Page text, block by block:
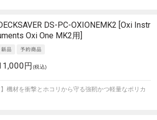
DS-PC-OXIONEMK2 [Oxi Instr
Oxi One MK2用]
円 (税込)
機材を衝撃とホコリから守る強靭かつ軽量なポリカ